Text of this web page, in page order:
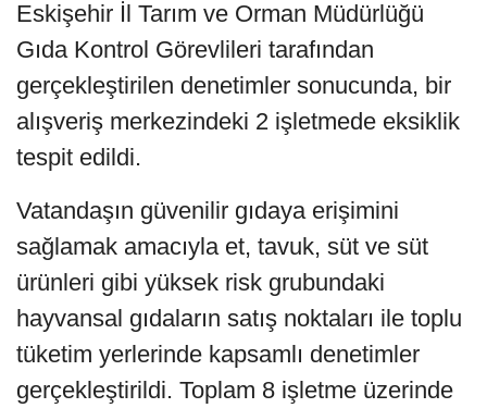
Eskişehir İl Tarım ve Orman Müdürlüğü
Gıda Kontrol Görevlileri tarafından
gerçekleştirilen denetimler sonucunda, bir
alışveriş merkezindeki 2 işletmede eksiklik
tespit edildi.
Vatandaşın güvenilir gıdaya erişimini
sağlamak amacıyla et, tavuk, süt ve süt
ürünleri gibi yüksek risk grubundaki
hayvansal gıdaların satış noktaları ile toplu
tüketim yerlerinde kapsamlı denetimler
gerçekleştirildi. Toplam 8 işletme üzerinde